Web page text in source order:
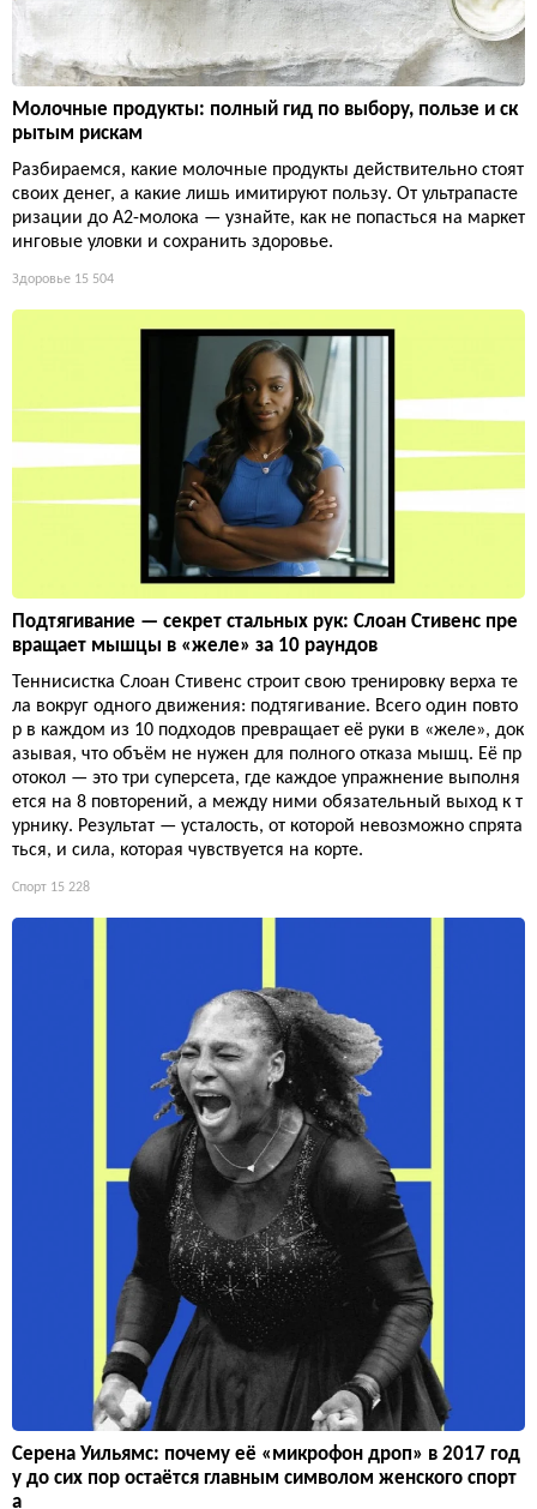
Молочные продукты: полный гид по выбору, пользе и ск
рытым рискам
Разбираемся, какие молочные продукты действительно стоят
своих денег, а какие лишь имитируют пользу. От ультрапасте
ризации до А2-молока — узнайте, как не попасться на маркет
инговые уловки и сохранить здоровье.
Здоровье 15 504
Подтягивание — секрет стальных рук: Слоан Стивенс пре
вращает мышцы в «желе» за 10 раундов
Теннисистка Слоан Стивенс строит свою тренировку верха те
ла вокруг одного движения: подтягивание. Всего один повто
р в каждом из 10 подходов превращает её руки в «желе», док
азывая, что объём не нужен для полного отказа мышц. Её пр
отокол — это три суперсета, где каждое упражнение выполня
ется на 8 повторений, а между ними обязательный выход к т
урнику. Результат — усталость, от которой невозможно спрята
ться, и сила, которая чувствуется на корте.
Спорт 15 228
Серена Уильямс: почему её «микрофон дроп» в 2017 год
у до сих пор остаётся главным символом женского спорт
а